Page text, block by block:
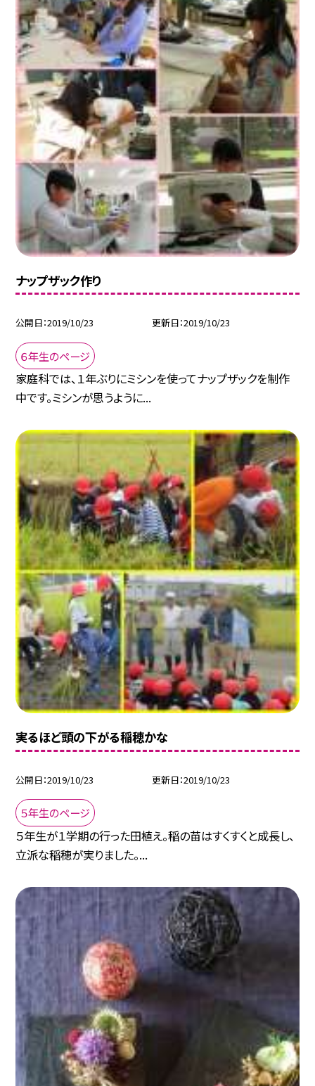
ナップザック作り
公開日 2019/10/23 更新日 2019/10/23
６年生のページ
家庭科では、１年ぶりにミシンを使ってナップザックを制作
中です。ミシンが思うように...
実るほど頭の下がる稲穂かな
公開日 2019/10/23 更新日 2019/10/23
５年生のページ
５年生が１学期の行った田植え。稲の苗はすくすくと成長し、
立派な稲穂が実りました。...